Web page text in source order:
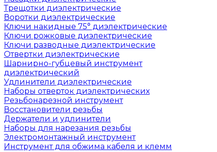
Трещотки диэлектрические
Воротки диэлектрические
Ключи накидные 75° диэлектрические
Ключи рожковые диэлектрические
Ключи разводные диэлектрические
Отвертки диэлектрические
Шарнирно-губцевый инструмент
диэлектрический
Удлинители диэлектрические
Наборы отверток диэлектрических
Резьбонарезной инструмент
Восстановители резьбы
Держатели и удлинители
Наборы для нарезания резьбы
Электромонтажный инструмент
Инструмент для обжима кабеля и клемм